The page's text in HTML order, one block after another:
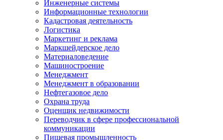
Инженерные системы
Информационные технологии
Кадастровая деятельность
Логистика
Маркетинг и реклама
Маркшейдерское дело
Материаловедение
Машиностроение
Менеджмент
Менеджмент в образовании
Нефтегазовое дело
Охрана труда
Оценщик недвижимости
Переводчик в сфере профессиональной
коммуникации
Пищевая промышленность